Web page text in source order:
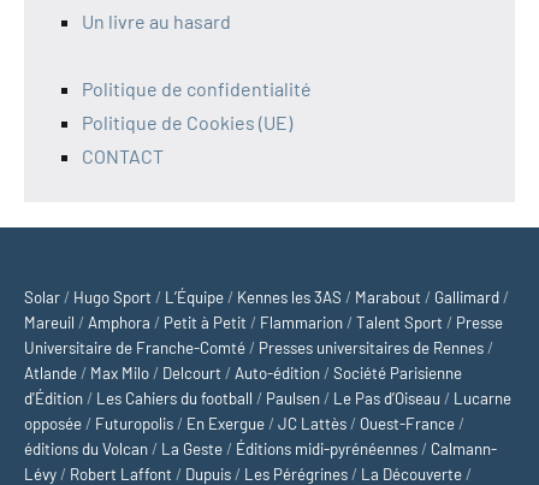
Un livre au hasard
Politique de confidentialité
Politique de Cookies (UE)
CONTACT
Solar / Hugo Sport / L’Équipe / Kennes les 3AS / Marabout / Gallimard /
Mareuil / Amphora / Petit à Petit / Flammarion /Talent Sport / Presse
Universitaire de Franche-Comté / Presses universitaires de Rennes /
Atlande / Max Milo / Delcourt / Auto-édition /Société Parisienne
d'Édition / Les Cahiers du football / Paulsen / Le Pas d’Oiseau / Lucarne
opposée / Futuropolis / En Exergue /JC Lattès / Ouest-France /
éditions du Volcan / La Geste / Éditions midi-pyrénéennes / Calmann-
Lévy / Robert Laffont / Dupuis / Les Pérégrines / La Découverte /